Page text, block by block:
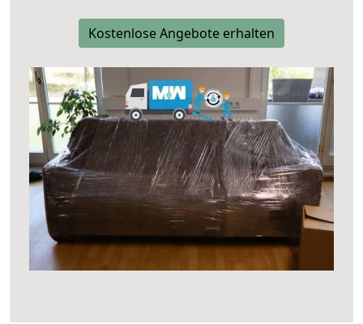
Kostenlose Angebote erhalten